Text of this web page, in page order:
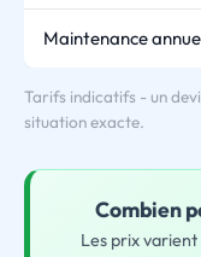
Maintenance
Tarifs indicatifs - un
situation exacte.
Combien
Les prix